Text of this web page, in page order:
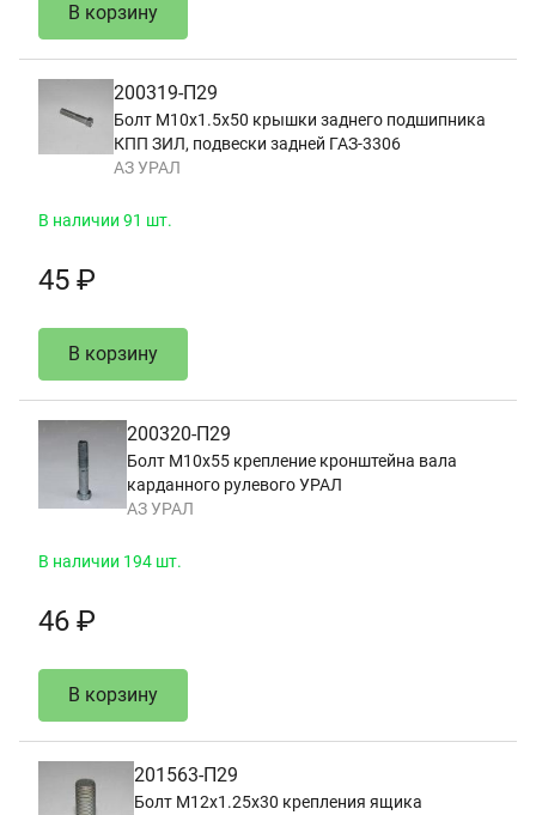
В корзину
200319-П29
Болт М10х1.5х50 крышки заднего подшипника
КПП ЗИЛ, подвески задней ГАЗ-3306
АЗ УРАЛ
В наличии 91 шт.
45 ₽
В корзину
200320-П29
Болт М10х55 крепление кронштейна вала
карданного рулевого УРАЛ
АЗ УРАЛ
В наличии 194 шт.
46 ₽
В корзину
201563-П29
Болт М12х1.25х30 крепления ящика